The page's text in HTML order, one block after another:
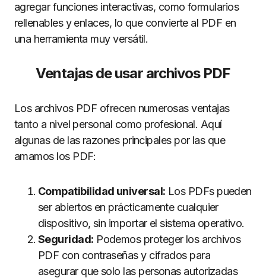
agregar funciones interactivas, como formularios
rellenables y enlaces, lo que convierte al PDF en
una herramienta muy versátil.
Ventajas de usar archivos PDF
Los archivos PDF ofrecen numerosas ventajas
tanto a nivel personal como profesional. Aquí
algunas de las razones principales por las que
amamos los PDF:
Compatibilidad universal: Los PDFs pueden
ser abiertos en prácticamente cualquier
dispositivo, sin importar el sistema operativo.
Seguridad: Podemos proteger los archivos
PDF con contraseñas y cifrados para
asegurar que solo las personas autorizadas